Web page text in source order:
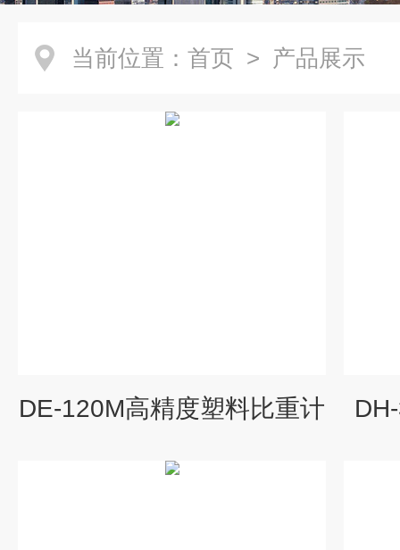
当前位置： 首页 > 产品展示
DE-120M高精度塑料比重计